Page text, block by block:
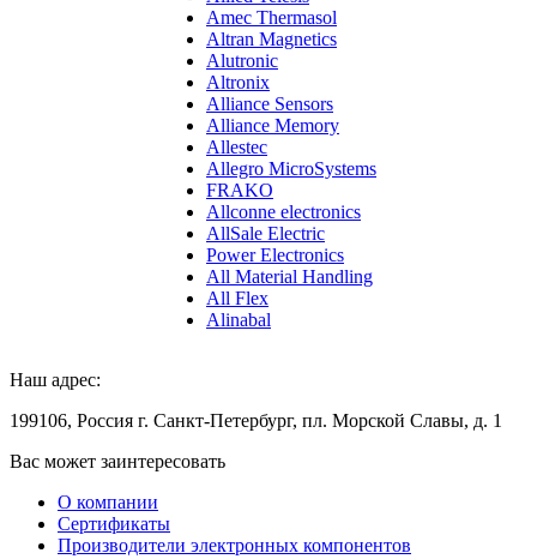
Amec Thermasol
Altran Magnetics
Alutronic
Altronix
Alliance Sensors
Alliance Memory
Allestec
Allegro MicroSystems
FRAKO
Allconne electronics
AllSale Electric
Power Electronics
All Material Handling
All Flex
Alinabal
Наш адрес:
199106, Россия г. Санкт-Петербург, пл. Морской Славы, д. 1
Вас может заинтересовать
О компании
Сертификаты
Производители электронных компонентов